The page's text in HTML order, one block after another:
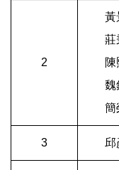
2
黃
莊
魏
簡
3 邱